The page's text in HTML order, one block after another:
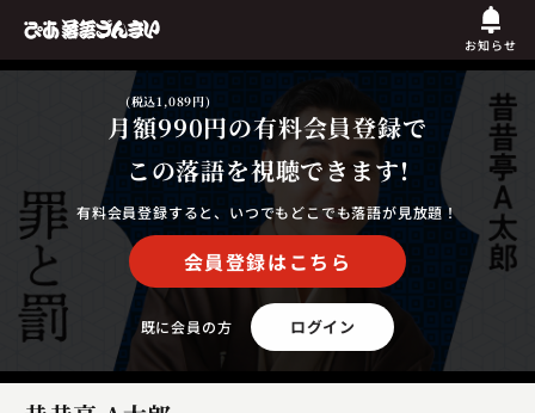
お知らせ
月額990円
(税込1,089円)
の有料会員登録で
この落語を視聴できます!
有料会員登録すると、いつでもどこでも落語が見放題！
会員登録はこちら
既に会員の方 ログイン